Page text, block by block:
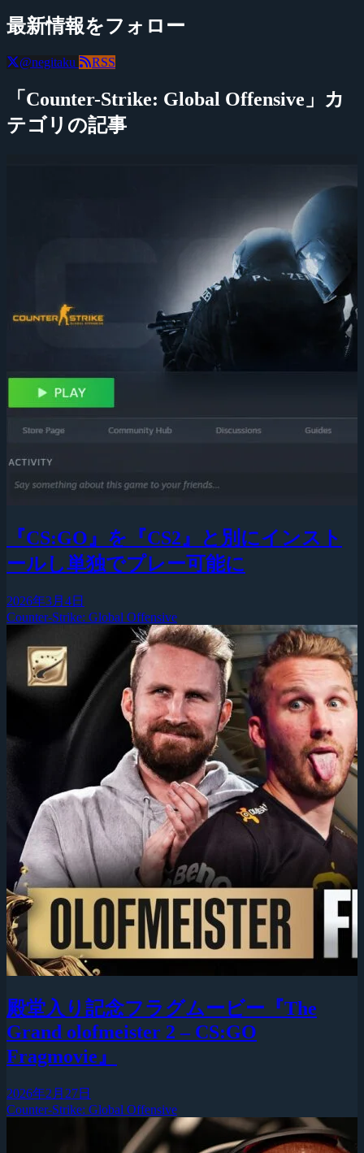
最新情報をフォロー
@negitaku RSS
「Counter-Strike: Global Offensive」カ
テゴリの記事
『CS:GO』を『CS2』と別にインスト
ールし単独でプレー可能に
2026年3月4日
Counter-Strike: Global Offensive
殿堂入り記念フラグムービー『The
Grand olofmeister 2 – CS:GO
Fragmovie』
2026年2月27日
Counter-Strike: Global Offensive